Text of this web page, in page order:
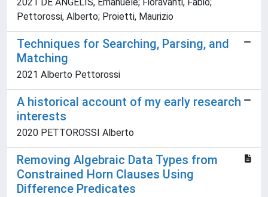
2021 DE ANGELIS, Emanuele; Fioravanti, Fabio;
Pettorossi, Alberto; Proietti, Maurizio
Techniques for Searching, Parsing, and
Matching
2021 Alberto Pettorossi
A historical account of my early research
interests
2020 PETTOROSSI Alberto
Removing Algebraic Data Types from
Constrained Horn Clauses Using
Difference Predicates